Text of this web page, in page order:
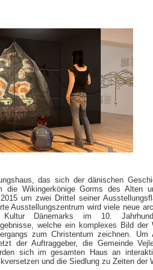
das sich der dänischen
die Wikingerkönige Gorms des Alten
um zwei Drittel seiner
Ausstellungszentrum wird viele neue
Dänemarks im 10.
welche ein komplexes Bild der
zum Christentum zeichnen. Um
der Auftraggeber, die Gemeinde
sich im gesamten Haus an
und die Siedlung zu Zeiten der